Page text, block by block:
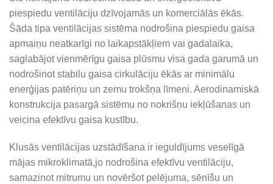
piespiedu ventilāciju dzīvojamās un komerciālās ēkās.
Šāda tipa ventilācijas sistēma nodrošina piespiedu gaisa
apmaiņu neatkarīgi no laikapstākļiem vai gadalaika,
saglabājot vienmērīgu gaisa plūsmu visa gada garumā un
nodrošinot stabilu gaisa cirkulāciju ēkās ar minimālu
enerģijas patēriņu un zemu trokšņa līmeni. Aerodinamiskā
konstrukcija pasargā sistēmu no nokrišņu iekļūšanas un
veicina efektīvu gaisa kustību.
Klusās ventilācijas uzstādīšana ir ieguldījums veselīgā
mājas mikroklimatā,jo nodrošina efektīvu ventilāciju,
samazinot mitrumu un novēršot pelējuma, sēnīšu un